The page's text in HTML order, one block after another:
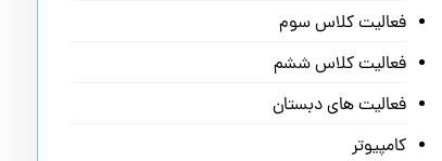
فعالیت کلاس سوم
فعالیت کلاس ششم
فعالیت های دبستان
کامپیوتر